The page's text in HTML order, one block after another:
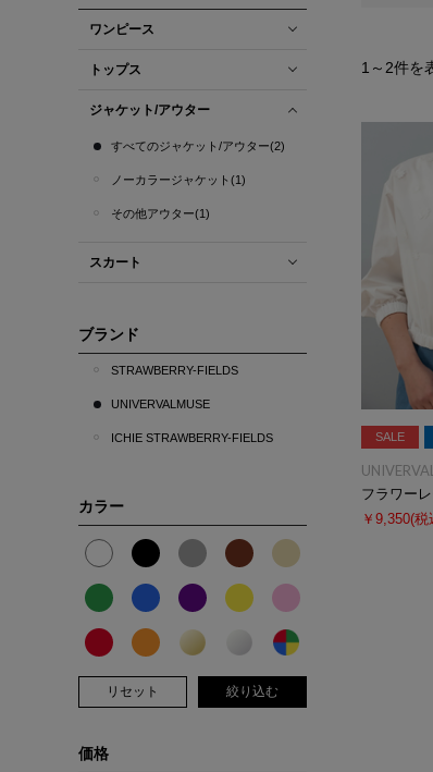
ワンピース
トップス
ジャケット/アウター
すべてのジャケット/アウター(2)
ノーカラージャケット(1)
その他アウター(1)
スカート
ブランド
STRAWBERRY-FIELDS
UNIVERVALMUSE
ICHIE STRAWBERRY-FIELDS
カラー
リセット 絞り込む
価格
1 ～ 2件を
SALE
フラワー
￥9,350(税